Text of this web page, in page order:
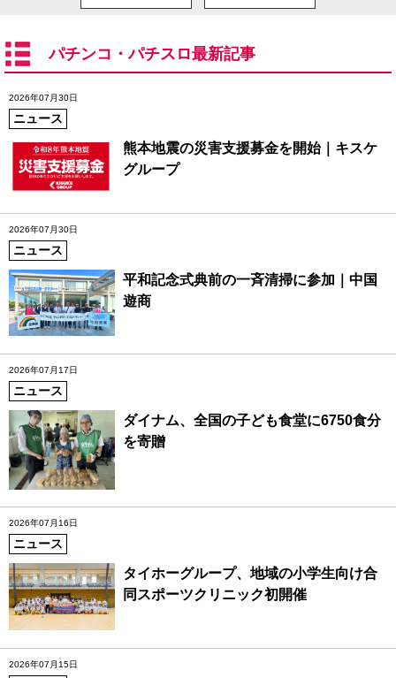
パチンコ・パチスロ最新記事
2026年07月30日
ニュース
熊本地震の災害支援募金を開始｜キスケ
グループ
2026年07月30日
ニュース
平和記念式典前の一斉清掃に参加｜中国
遊商
2026年07月17日
ニュース
ダイナム、全国の子ども食堂に6750食分
を寄贈
2026年07月16日
ニュース
タイホーグループ、地域の小学生向け合
同スポーツクリニック初開催
2026年07月15日